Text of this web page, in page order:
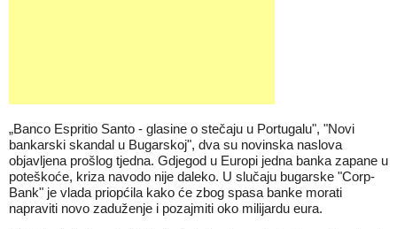
„Banco Espritio Santo - glasine o stečaju u Portugalu", "Novi
bankarski skandal u Bugarskoj", dva su novinska naslova
objavljena prošlog tjedna. Gdjegod u Europi jedna banka zapane u
poteškoće, kriza navodo nije daleko. U slučaju bugarske "Corp-
Bank" je vlada priopćila kako će zbog spasa banke morati
napraviti novo zaduženje i pozajmiti oko milijardu eura.